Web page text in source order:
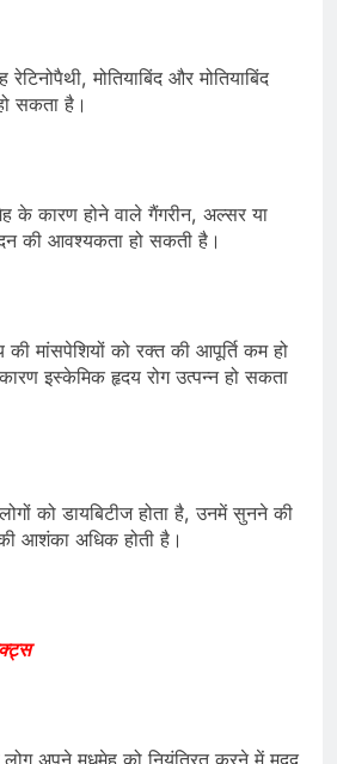
रेटिनोपैथी, मोतियाबिंद और मोतियाबिंद
सकता है।
के कारण होने वाले गैंगरीन, अल्सर या
की आवश्यकता हो सकती है।
की मांसपेशियों को रक्त की आपूर्ति कम हो
इस्केमिक हृदय रोग उत्पन्न हो सकता
को डायबिटीज होता है, उनमें सुनने की
आशंका अधिक होती है।